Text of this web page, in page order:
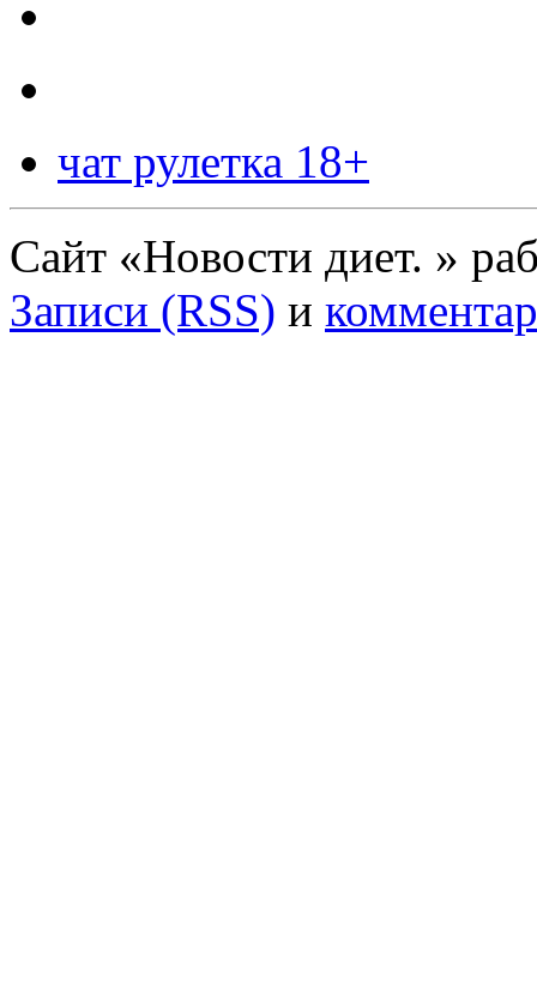
чат рулетка 18+
Сайт «Новости диет. »
Записи (RSS) и